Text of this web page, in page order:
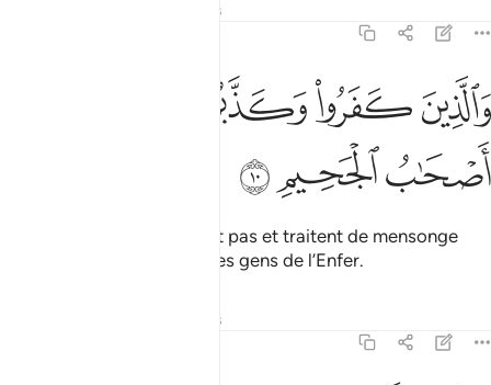
Réflexions
والذين كفروا وكذبوا باياتنا اولايك اصحاب الجحيم ١٠
وَٱلَّذِينَ كَفَرُوا۟ وَكَذَّبُوا۟ بِـَٔايَـٰتِنَآ أُو۟لَـٰٓئِكَ أَصْحَـٰبُ
ﱁﱂﱃ
ﱆﱇﱈ
Quant à ceux qui ne croient pas et traitent de mensonge
Nos signes, ceux-là sont des gens de l’Enfer.
Réflexions